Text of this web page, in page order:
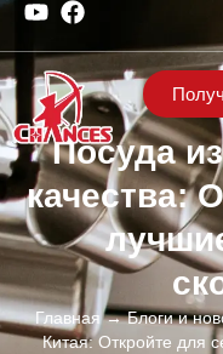
Посуда
качества:
Главная→Блоги и
Китая: Откройте для